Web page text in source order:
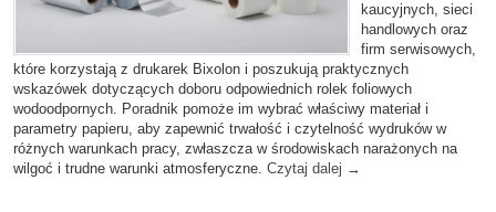
kaucyjnych, sieci
handlowych oraz
firm serwisowych,
które korzystają z drukarek Bixolon i poszukują praktycznych
wskazówek dotyczących doboru odpowiednich rolek foliowych
wodoodpornych. Poradnik pomoże im wybrać właściwy materiał i
parametry papieru, aby zapewnić trwałość i czytelność wydruków w
różnych warunkach pracy, zwłaszcza w środowiskach narażonych na
wilgoć i trudne warunki atmosferyczne. Czytaj dalej →